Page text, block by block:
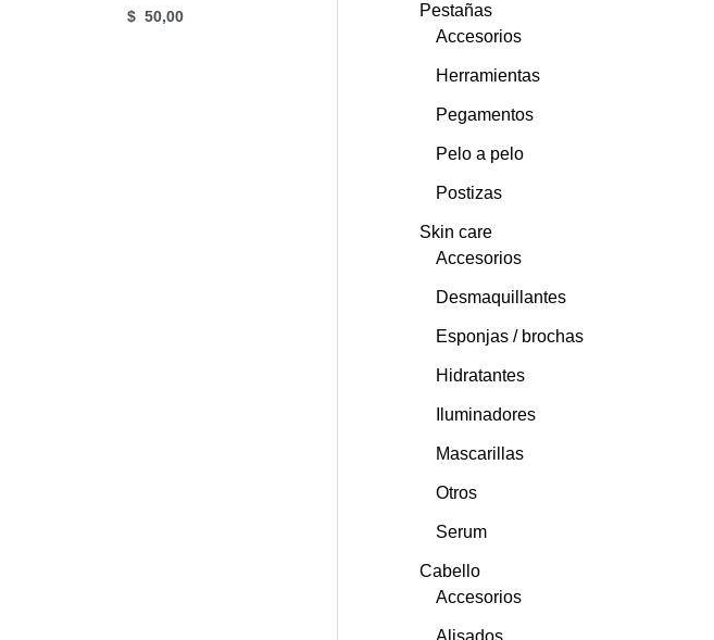
$ 50,00
Pestañas
Accesorios
Herramientas
Pegamentos
Pelo a pelo
Postizas
Skin care
Accesorios
Desmaquillantes
Esponjas / brochas
Hidratantes
Iluminadores
Mascarillas
Otros
Serum
Cabello
Accesorios